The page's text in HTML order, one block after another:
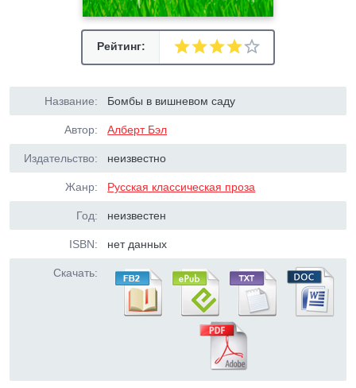
Рейтинг:
Название: Бомбы в вишневом саду
Автор: Алберт Бэл
Издательство: неизвестно
Жанр: Русская классическая проза
Год: неизвестен
ISBN: нет данных
Скачать: